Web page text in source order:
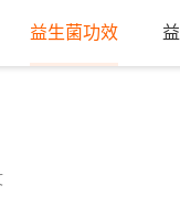
益生菌功效